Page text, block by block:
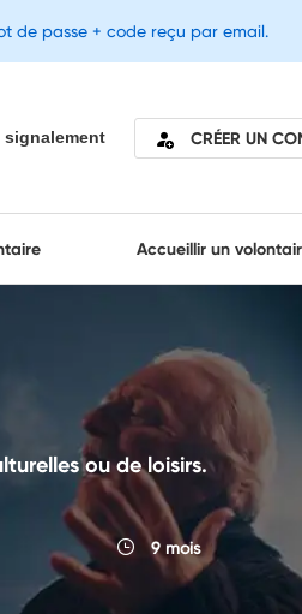
signalement CRÉER UN
Accueillir un
ou de loisirs.
9 mois
de passe + code reçu par email.